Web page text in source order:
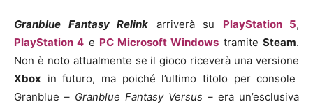
Granblue Fantasy Relink arriverà su PlayStation 5,
PlayStation 4 e PC Microsoft Windows tramiteSteam.
Non è noto attualmente se il gioco riceverà una versione
Xbox in futuro, ma poiché l’ultimo titolo per console
Granblue – Granblue Fantasy Versus – era un’esclusiva